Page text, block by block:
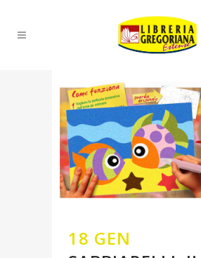
18 GEN